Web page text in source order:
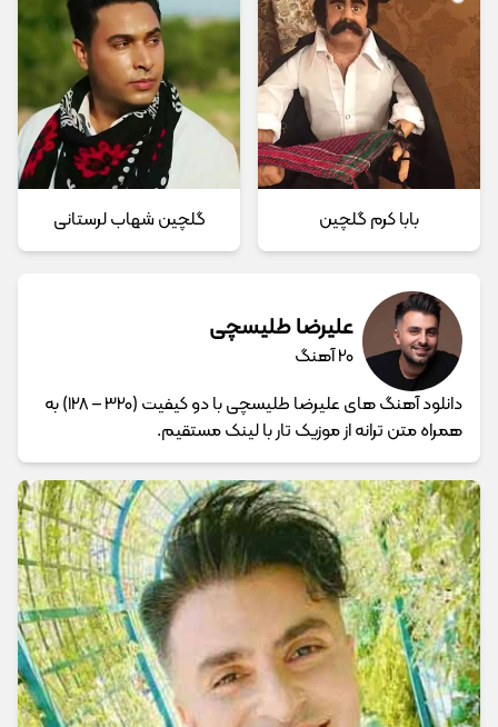
بابا کرم گلچین گلچین شهاب لرستانی
علیرضا طلیسچی
20 آهنگ
دانلود آهنگ های علیرضا طلیسچی با دو کیفیت (320 – 128) به
همراه متن ترانه از موزیک تار با لینک مستقیم.